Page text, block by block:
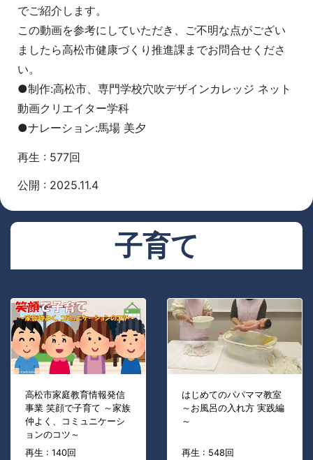
でご紹介します。
この動画を参考にしていただき、ご不明な点がござい
ましたら高松市健康づくり推進課までお問合せくださ
い。
●制作:高松市、専門学校穴吹デザインカレッジ ネット
動画クリエイター学科
●ナレーション:馬場 美夕
再生 : 577回
公開 : 2025.11.4
子育て
高松市家庭教育情報発信
事業 笑顔で子育て ～家族
仲よく、コミュニケーシ
ョンのコツ～
再生 : 140回
はじめてのパパママ教室
～お風呂の入れ方 実践編
～
再生 : 548回